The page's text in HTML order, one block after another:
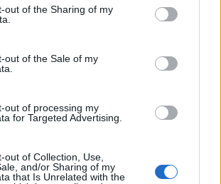
out of the Sharing of my
out of the Sale of my
out of processing my
for Targeted Advertising.
out of Collection, Use,
and/or Sharing of my
that Is Unrelated with the
di ricambio e un caricatore
oggi da Amazon, ma fai
un prezzo del genere andrà
a ruba.Metti subito nel tuo
B Pro 3 a soli 44,99 euro
euro.